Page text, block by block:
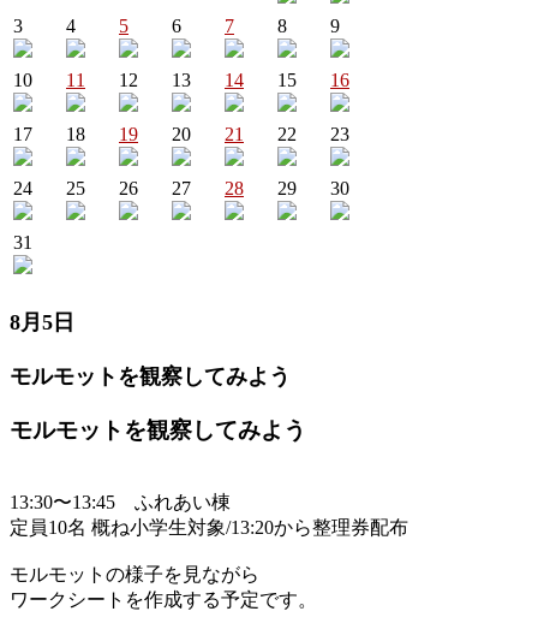
3 4 5 6 7 8 9
10 11 12 13 14 15 16
17 18 19 20 21 22 23
24 25 26 27 28 29 30
31
8月5日
モルモットを観察してみよう
モルモットを観察してみよう
13:30〜13:45 ふれあい棟
定員10名 概ね小学生対象/13:20から整理券配布
モルモットの様子を見ながら
ワークシートを作成する予定です。